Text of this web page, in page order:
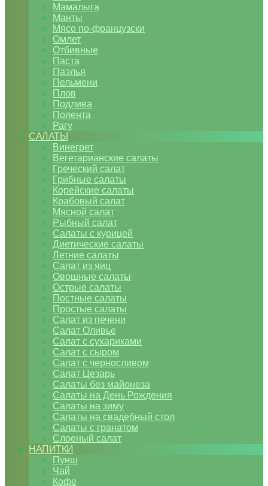
Мамалыга
Манты
Мясо по-французски
Омлет
Отбивные
Паста
Паэлья
Пельмени
Плов
Подлива
Полента
Рагу
САЛАТЫ
Винегрет
Вегетарианские салаты
Греческий салат
Грибные салаты
Корейские салаты
Крабовый салат
Мясной салат
Рыбный салат
Салаты с курицей
Диетические салаты
Летние салаты
Салат из яиц
Овощные салаты
Острые салаты
Постные салаты
Простые салаты
Салат из печени
Салат Оливье
Салат с сухариками
Салат с сыром
Салат с черносливом
Салат Цезарь
Салаты без майонеза
Салаты на День Рождения
Салаты на зиму
Салаты на свадебный стол
Салаты с гранатом
Слоеный салат
НАПИТКИ
Пунш
Чай
Кофе